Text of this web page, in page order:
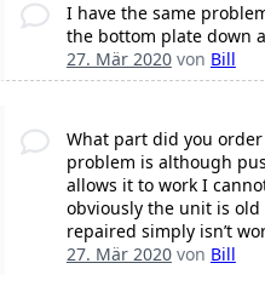
I have the same
the bottom plate down
27. Mär 2020von Bill
What part did you order
problem is although
allows it to work I
obviously the unit is
repaired simply isn’t
27. Mär 2020von Bill